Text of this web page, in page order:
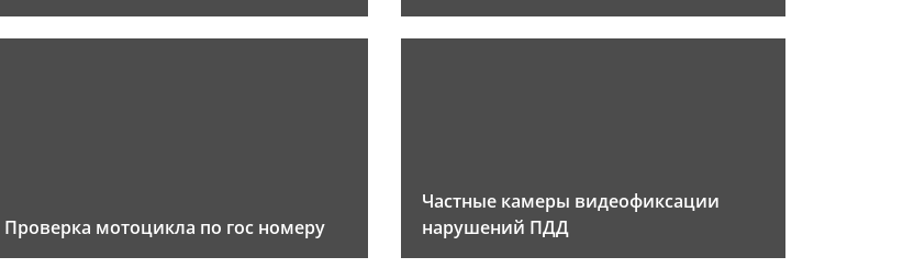
Проверка мотоцикла по гос номеру
Частные камеры видеофиксации
нарушений ПДД